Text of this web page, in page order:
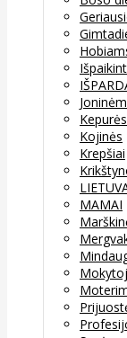
Kepurės
Kojinės
Krepšiai
MAMAI